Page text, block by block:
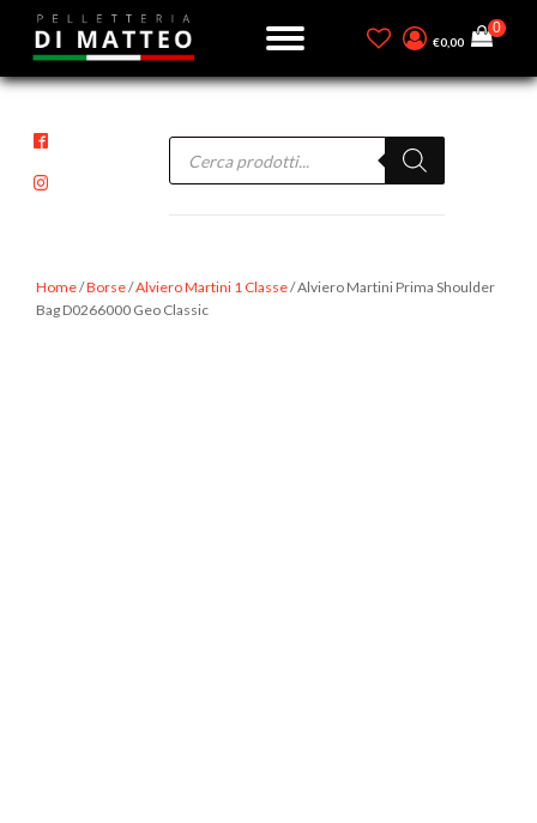
€0,00
Products
Home/Borse/Alviero Martini 1 Classe/ Alviero Martini Prima Shoulder
Bag D0266000 Geo Classic